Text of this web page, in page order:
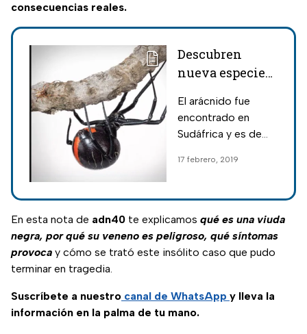
consecuencias reales.
Descubren
nueva especie
viuda negra
El arácnido fue
encontrado en
Sudáfrica y es de
más mortífera que la
17 febrero, 2019
En esta nota de adn40 te explicamos qué es una viuda
negra, por qué su veneno es peligroso, qué síntomas
provoca y cómo se trató este insólito caso que pudo
terminar en tragedia.
Suscríbete a nuestro canal de WhatsApp y lleva la
información en la palma de tu mano.